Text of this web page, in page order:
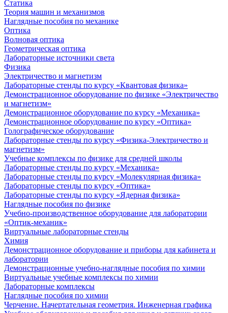
Статика
Теория машин и механизмов
Наглядные пособия по механике
Оптика
Волновая оптика
Геометрическая оптика
Лабораторные источники света
Физика
Электричество и магнетизм
Лабораторные стенды по курсу «Квантовая физика»
Демонстрационное оборудование по физике «Электричество
и магнетизм»
Демонстрационное оборудование по курсу «Механика»
Демонстрационное оборудование по курсу «Оптика»
Голографическое оборудование
Лабораторные стенды по курсу «Физика-Электричество и
магнетизм»
Учебные комплексы по физике для средней школы
Лабораторные стенды по курсу «Механика»
Лабораторные стенды по курсу «Молекулярная физика»
Лабораторные стенды по курсу «Оптика»
Лабораторные стенды по курсу «Ядерная физика»
Наглядные пособия по физике
Учебно-производственное оборудование для лаборатории
«Оптик-механик»
Виртуальные лабораторные стенды
Химия
Демонстрационное оборудование и приборы для кабинета и
лаборатории
Демонстрационные учебно-наглядные пособия по химии
Виртуальные учебные комплексы по химии
Лабораторные комплексы
Наглядные пособия по химии
Черчение. Начертательная геометрия. Инженерная графика